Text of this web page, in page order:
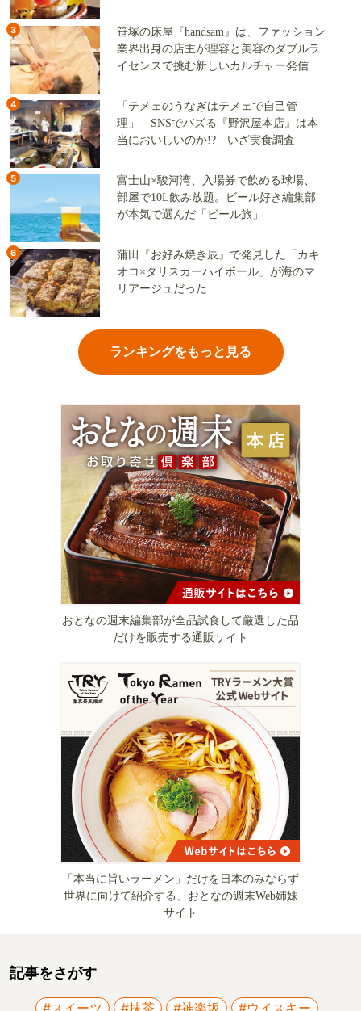
3
笹塚の床屋『handsam』は、ファッション
業界出身の店主が理容と美容のダブルラ
イセンスで挑む新しいカルチャー発信基
4
「テメェのうなぎはテメェで自己管
理」 SNSでバズる『野沢屋本店』は本
当においしいのか!? いざ実食調査
5
富士山×駿河湾、入場券で飲める球場、
部屋で10L飲み放題。ビール好き編集部
が本気で選んだ「ビール旅」
6
蒲田『お好み焼き辰』で発見した「カキ
オコ×タリスカーハイボール」が海のマ
リアージュだった
ランキングをもっと見る
おとなの週末編集部が全品試食して厳選した品
だけを販売する通販サイト
「本当に旨いラーメン」だけを日本のみならず
世界に向けて紹介する、おとなの週末Web姉妹
サイト
記事をさがす